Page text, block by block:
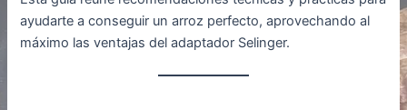
ayudarte a conseguir un arroz perfecto, aprovechando al
máximo las ventajas del adaptador Selinger.